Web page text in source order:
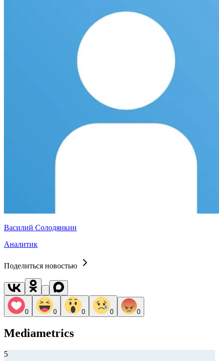
Василий Солодянкин
Аналитик
Поделиться новостью
0 0 0 0 0
Mediametrics
5